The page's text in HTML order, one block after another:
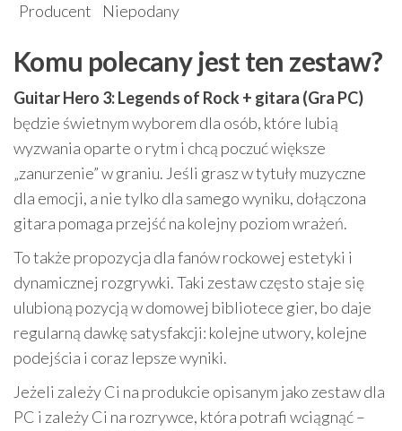
Producent
Niepodany
Komu polecany jest ten zestaw?
Guitar Hero 3: Legends of Rock + gitara (Gra PC)
będzie świetnym wyborem dla osób, które lubią
wyzwania oparte o rytm i chcą poczuć większe
„zanurzenie” w graniu. Jeśli grasz w tytuły muzyczne
dla emocji, a nie tylko dla samego wyniku, dołączona
gitara pomaga przejść na kolejny poziom wrażeń.
To także propozycja dla fanów rockowej estetyki i
dynamicznej rozgrywki. Taki zestaw często staje się
ulubioną pozycją w domowej bibliotece gier, bo daje
regularną dawkę satysfakcji: kolejne utwory, kolejne
podejścia i coraz lepsze wyniki.
Jeżeli zależy Ci na produkcie opisanym jako zestaw dla
PC i zależy Ci na rozrywce, która potrafi wciągnąć –